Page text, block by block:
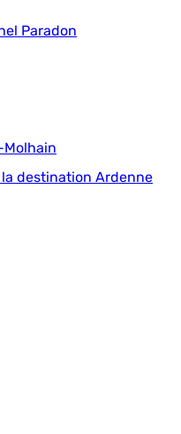
Paradon
Molhain
destination Ardenne